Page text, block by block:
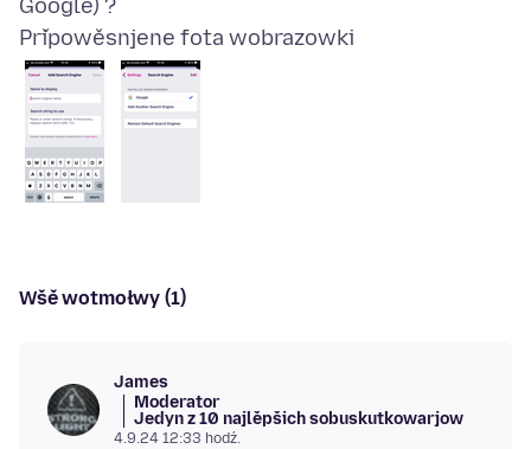
Připowěsnjene fota wobrazowki
Wšě wotmołwy (1)
James
Moderator
Jedyn z 10 najlěpšich sobuskutkowarjow
4.9.24 12:33 hodź.